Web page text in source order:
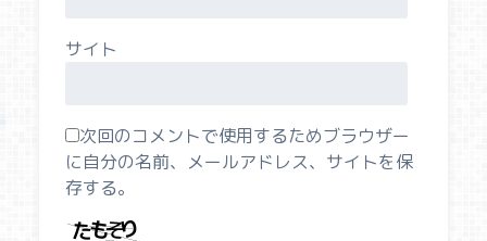
サイト
次回のコメントで使用するためブラウザー
に自分の名前、メールアドレス、サイトを保
存する。